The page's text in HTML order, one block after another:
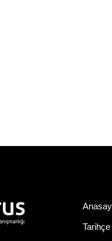
Tarihçe